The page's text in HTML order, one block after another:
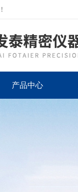
产品中心